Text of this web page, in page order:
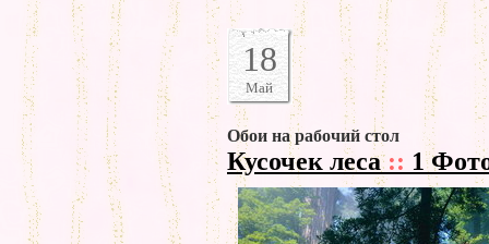
18
Май
Обои на рабочий стол
Кусочек леса:: 1